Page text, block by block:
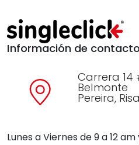
Información de contacto
Carrera 14
Belmonte
Pereira,
Lunes a Viernes de 9 a 12